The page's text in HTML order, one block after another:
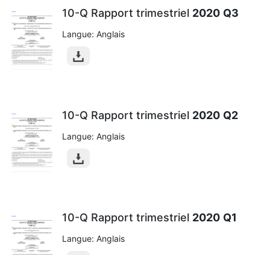
10-Q Rapport trimestriel 2020 Q3
Langue: Anglais
10-Q Rapport trimestriel 2020 Q2
Langue: Anglais
10-Q Rapport trimestriel 2020 Q1
Langue: Anglais